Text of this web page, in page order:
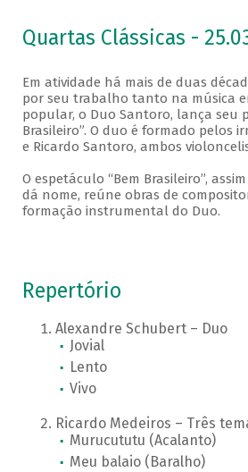
Quartas Clássicas -
Em atividade há mais de duas
por seu trabalho tanto na música
popular, o Duo Santoro, lança seu
Brasileiro”. O duo é formado pelos
e Ricardo Santoro, ambos
O espetáculo “Bem Brasileiro”,
dá nome, reúne obras de
formação instrumental do Duo.
Repertório
Alexandre Schubert – Duo
Jovial
Lento
Vivo
Ricardo Medeiros – Três
Murucututu (Acalanto)
Meu balaio (Baralho)